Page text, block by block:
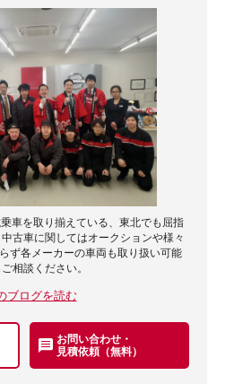
車を取り揃えている、東北でも屈指
古車に関してはオークションや様々
ず各メーカーの車両も取り扱い可能
相談ください。
ブログを読む
お問い合わせ・
見積依頼（無料）